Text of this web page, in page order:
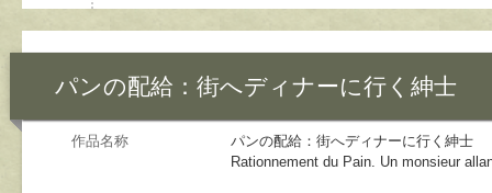
パンの配給：街へディナーに行く紳士
作品名称
パンの配給：街へディナーに行く紳士
Rationnement du Pain. Un monsieur